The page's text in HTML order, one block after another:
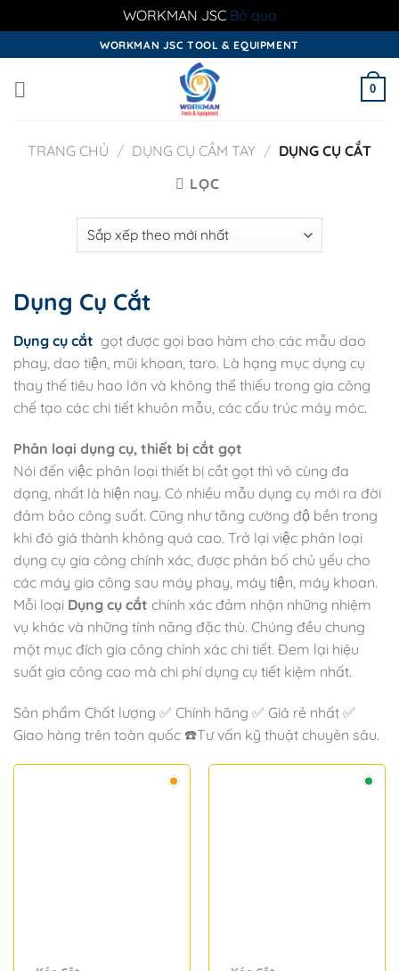
WORKMAN JSC Bỏ qua
to
content
WORKMAN JSC TOOL & EQUIPMENT
0
TRANG CHỦ / DỤNG CỤ CẦM TAY / DỤNG CỤ CẮT
LỌC
Dụng Cụ Cắt
Dụng cụ cắt gọt được gọi bao hàm cho các mẫu dao
phay, dao tiện, mũi khoan, taro. Là hạng mục dụng cụ
thay thế tiêu hao lớn và không thể thiếu trong gia công
chế tạo các chi tiết khuôn mẫu, các cấu trúc máy móc.
Phân loại dụng cụ, thiết bị cắt gọt
Nói đến việc phân loại thiết bị cắt gọt thì vô cùng đa
dạng, nhất là hiện nay. Có nhiều mẫu dụng cụ mới ra đời
đảm bảo công suất. Cũng như tăng cường độ bền trong
khi đó giá thành không quá cao. Trở lại việc phân loại
dụng cụ gia công chính xác, được phân bố chủ yếu cho
các máy gia công sau máy phay, máy tiện, máy khoan.
Mỗi loại Dụng cụ cắt chính xác đảm nhận những nhiệm
vụ khác và những tính năng đặc thù. Chúng đều chung
một mục đích gia công chính xác chi tiết. Đem lại hiệu
suất gia công cao mà chi phí dụng cụ tiết kiệm nhất.
Sản phẩm Chất lượng ✅ Chính hãng ✅ Giá rẻ nhất ✅
Giao hàng trên toàn quốc ☎️Tư vấn kỹ thuật chuyên sâu.